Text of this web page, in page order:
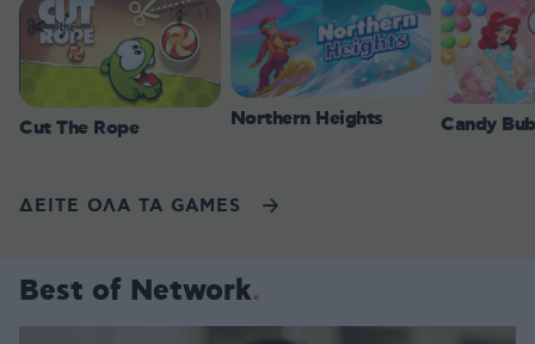
Cut The Rope Northern Heights Candy
ΔΕΙΤΕ ΟΛΑ ΤΑ GAMES
Best of Network